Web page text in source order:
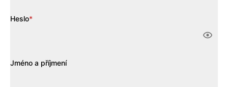
Heslo*
Jméno a příjmení